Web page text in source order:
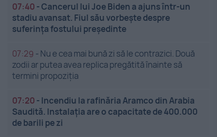
07:40 -Cancerul lui Joe Biden a ajuns într-un
stadiu avansat. Fiul său vorbește despre
suferința fostului președinte
07:29 - Nu e cea mai bună zi să le contrazici. Două
zodii ar putea avea replica pregătită înainte să
termini propoziția
07:20 - Incendiu la rafinăria Aramco din Arabia
Saudită. Instalația are o capacitate de 400.000
de barili pe zi